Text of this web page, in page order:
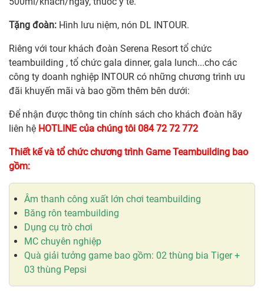
Tặng đoàn: Hình lưu niệm, nón DL INTOUR.
Riêng với tour khách đoàn Serena Resort tổ chức
teambuilding , tổ chức gala dinner, gala lunch...cho các
công ty doanh nghiệp INTOUR có những chương trình ưu
đãi khuyến mãi và bao gồm thêm bên dưới:
Để nhận được thông tin chính sách cho khách đoàn hãy
liên hệ HOTLINE của chúng tôi 084 72 72 772
Thiết kế và tổ chức chương trình Game Teambuilding bao
gồm:
Âm thanh công xuất lớn chơi teambuilding
Băng rôn teambuilding
Dụng cụ trò chơi
MC chuyên nghiệp
Quà giải tưởng game bao gồm: 02 thùng bia Tiger +
03 thùng Pepsi